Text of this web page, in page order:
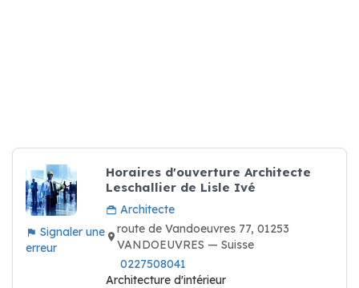
Signaler une
erreur
Horaires d'ouverture Architecte
Leschallier de Lisle Ivé
Architecte
route de Vandoeuvres 77, 01253
VANDOEUVRES — Suisse
0227508041
Architecture d'intérieur